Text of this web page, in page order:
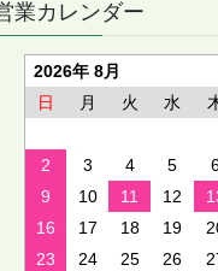
業カレンダー
2026年 8月
日
月 火 水
2
3 4 5
9
10 11 12
16
17 18 19
23
24 25 26